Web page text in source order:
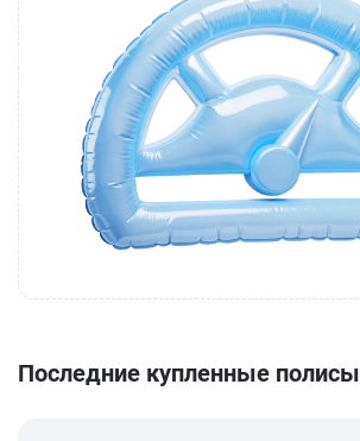
Последние купленные полисы